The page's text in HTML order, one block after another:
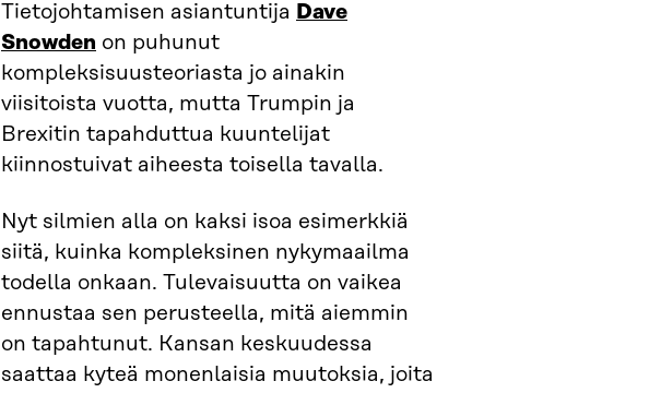
Tietojohtamisen asiantuntija Dave
Snowden on puhunut
kompleksisuusteoriasta jo ainakin
viisitoista vuotta, mutta Trumpin ja
Brexitin tapahduttua kuuntelijat
kiinnostuivat aiheesta toisella tavalla.
Nyt silmien alla on kaksi isoa esimerkkiä
siitä, kuinka kompleksinen nykymaailma
todella onkaan. Tulevaisuutta on vaikea
ennustaa sen perusteella, mitä aiemmin
on tapahtunut. Kansan keskuudessa
saattaa kyteä monenlaisia muutoksia, joita